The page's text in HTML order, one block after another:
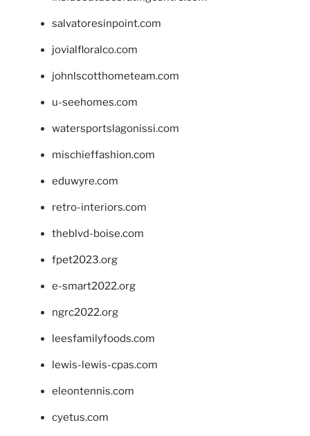
salvatoresinpoint.com
jovialfloralco.com
johnlscotthometeam.com
u-seehomes.com
watersportslagonissi.com
mischieffashion.com
eduwyre.com
retro-interiors.com
theblvd-boise.com
fpet2023.org
e-smart2022.org
ngrc2022.org
leesfamilyfoods.com
lewis-lewis-cpas.com
eleontennis.com
cyetus.com